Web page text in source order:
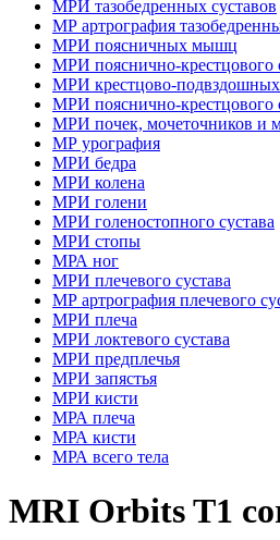
МРИ тазобедренных суставов
МР артрография
МРИ поясничных мышц
МРИ пояснично-крестцового
МРИ крестцово-подвздошных
МРИ пояснично-крестцового
МРИ почек, мочеточников и
МР урография
МРИ бедра
МРИ колена
МРИ голени
МРИ голеностопного сустава
МРИ стопы
МРА ног
МРИ плечевого сустава
МР артрография плечевого
МРИ плеча
МРИ локтевого сустава
МРИ предплечья
МРИ запястья
МРИ кисти
МРА плеча
МРА кисти
МРА всего тела
MRI Orbits T1